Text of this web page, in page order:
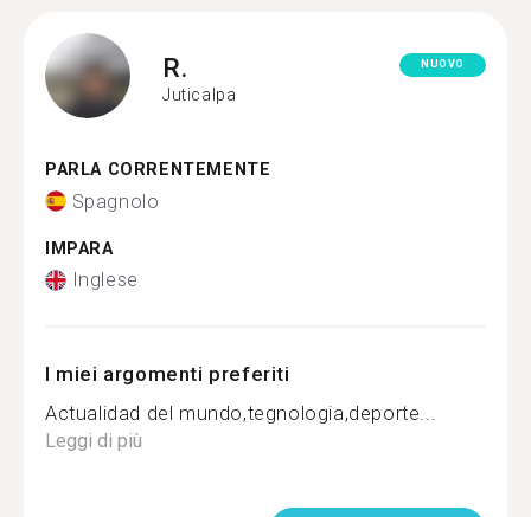
R.
Juticalpa
NUOVO
PARLA CORRENTEMENTE
Spagnolo
IMPARA
Inglese
I miei argomenti preferiti
Actualidad del mundo,tegnologia,deporte...
Leggi di più